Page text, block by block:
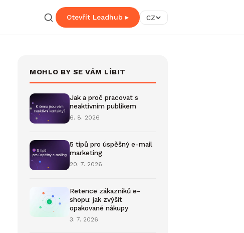
Otevřít Leadhub ▸ CZ
MOHLO BY SE VÁM LÍBIT
Jak a proč pracovat s
neaktivním publikem
6. 8. 2026
5 tipů pro úspěšný e-mail
marketing
20. 7. 2026
Retence zákazníků e-
shopu: jak zvýšit
opakované nákupy
3. 7. 2026